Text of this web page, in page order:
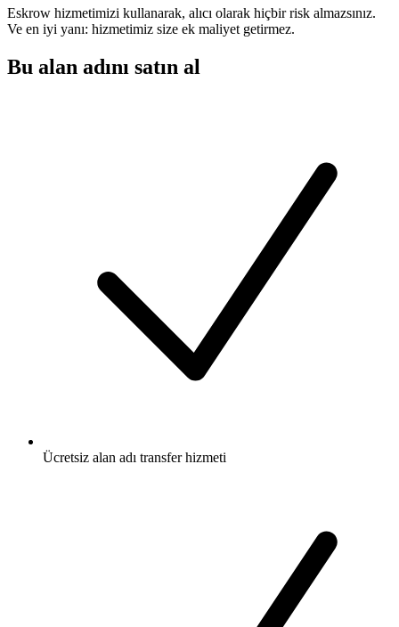
Eskrow hizmetimizi kullanarak, alıcı olarak hiçbir risk almazsınız.
Ve en iyi yanı: hizmetimiz size ek maliyet getirmez.
Bu alan adını satın al
Ücretsiz alan adı transfer hizmeti